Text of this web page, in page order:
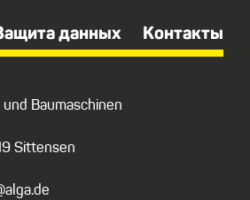
данных Контакты
Baumaschinen
Sittensen